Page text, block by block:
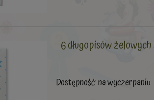
6 długopisów
Dostępność:na wyczerpaniu